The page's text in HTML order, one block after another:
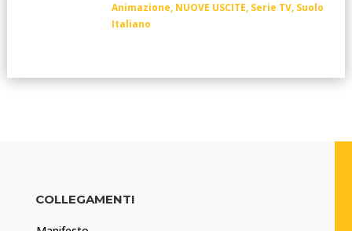
Animazione, NUOVE USCITE, Serie TV, Suolo
Italiano
COLLEGAMENTI